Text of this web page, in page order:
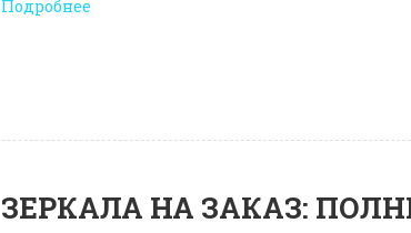
Подробнее
ЗЕРКАЛА НА ЗАКАЗ: